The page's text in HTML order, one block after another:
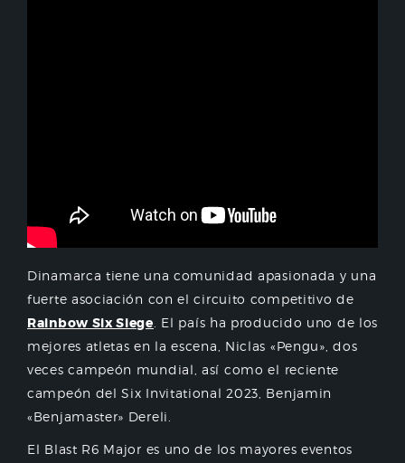
Dinamarca tiene una comunidad apasionada y una
fuerte asociación con el circuito competitivo de
Rainbow Six Siege . El país ha producido uno de los
mejores atletas en la escena, Niclas «Pengu», dos
veces campeón mundial, así como el reciente
campeón del Six Invitational 2023, Benjamin
«Benjamaster» Dereli.
El Blast R6 Major es uno de los mayores eventos